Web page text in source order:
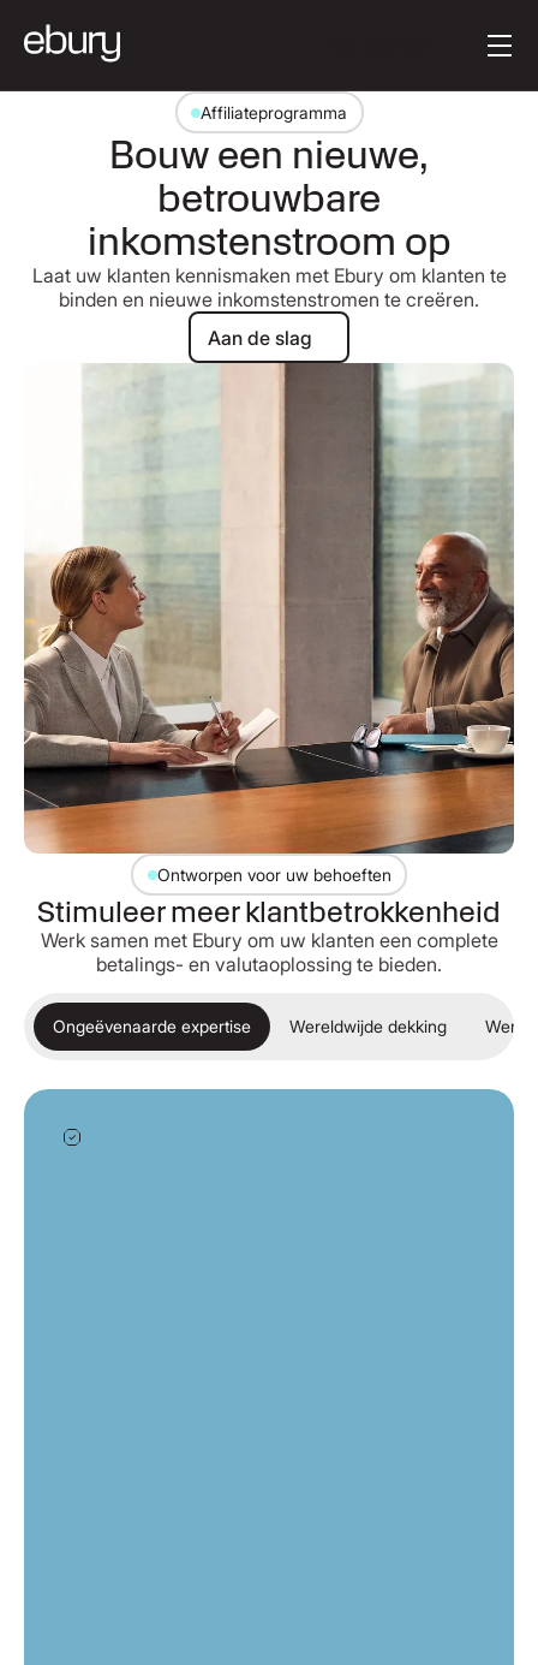
Affiliateprogramma
Bouw een nieuwe,
betrouwbare
inkomstenstroom op
Laat uw klanten kennismaken met Ebury om klanten te
binden en nieuwe inkomstenstromen te creëren.
Aan de slag
Aan de slag
Ontworpen voor uw behoeften
Stimuleer meer klantbetrokkenheid
Werk samen met Ebury om uw klanten een complete
betalings- en valutaoplossing te bieden.
Ongeëvenaarde expertise Wereldwijde dekking